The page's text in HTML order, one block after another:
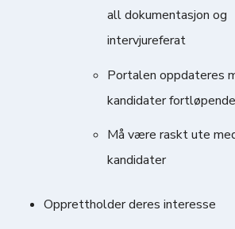
all dokumentasjon og
intervjureferat
Portalen oppdateres
kandidater fortløpende
Må være raskt ute
kandidater
Opprettholder deres interesse